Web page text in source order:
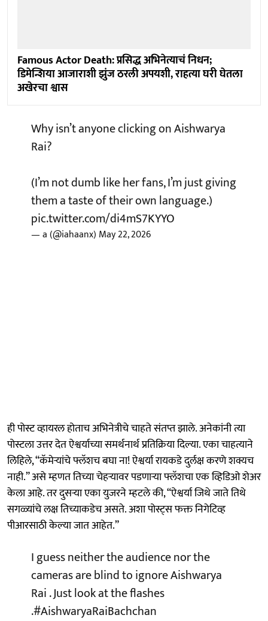
Famous Actor Death: प्रसिद्ध अभिनेत्याचं निधन;
डिमेन्शिया आजाराशी झुंज ठरली अपयशी, राहत्या घरी घेतला
अखेरचा श्वास
Why isn’t anyone clicking on Aishwarya
Rai?
(I’m not dumb like her fans, I’m just giving
them a taste of their own language.)
pic.twitter.com/di4mS7KYYO
— a (@iahaanx) May 22, 2026
ही पोस्ट व्हायरल होताच अभिनेत्रीचे चाहते संतप्त झाले. अनेकांनी त्या
पोस्टला उत्तर देत ऐश्वर्याच्या समर्थनार्थ प्रतिक्रिया दिल्या. एका चाहत्याने
लिहिले, “कॅमेऱ्यांचे फ्लॅशच बघा ना! ऐश्वर्या रायकडे दुर्लक्ष करणे शक्यच
नाही.” असे म्हणत तिच्या चेहऱ्यावर पडणाऱ्या फ्लॅशचा एक व्हिडिओ शेअर
केला आहे. तर दुसऱ्या एका युजरने म्हटले की, “ऐश्वर्या जिथे जाते तिथे
सगळ्यांचे लक्ष तिच्याकडेच असते. अशा पोस्ट्स फक्त निगेटिव्ह
पीआरसाठी केल्या जात आहेत.”
I guess neither the audience nor the
cameras are blind to ignore Aishwarya
Rai . Just look at the flashes
.#AishwaryaRaiBachchan